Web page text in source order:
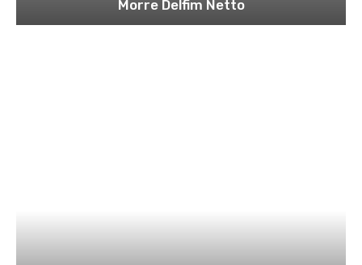
Morre Delfim Netto